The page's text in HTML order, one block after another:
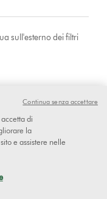
sull'esterno dei filtri
di
la
e assistere nelle
Continua senza accettare